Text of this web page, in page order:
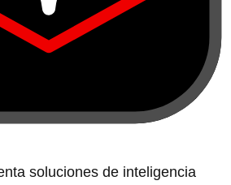
soluciones de inteligencia